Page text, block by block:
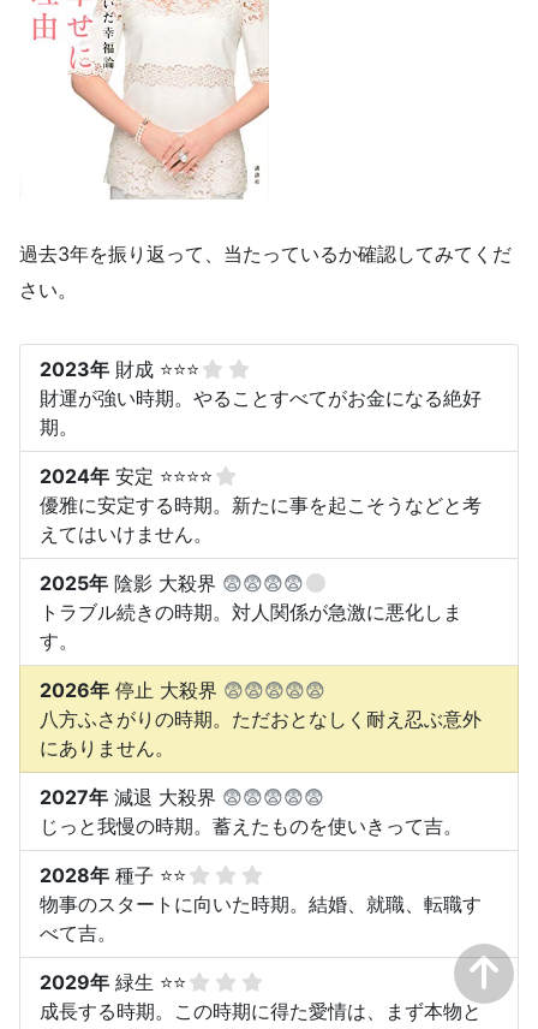
過去3年を振り返って、当たっているか確認してみてくだ
さい。
2023年 財成 ⭐⭐⭐
財運が強い時期。やることすべてがお金になる絶好
期。
2024年 安定 ⭐⭐⭐⭐
優雅に安定する時期。新たに事を起こそうなどと考
えてはいけません。
2025年 陰影 大殺界 😨😨😨😨
トラブル続きの時期。対人関係が急激に悪化しま
す。
2026年 停止 大殺界 😨😨😨😨😨
八方ふさがりの時期。ただおとなしく耐え忍ぶ意外
にありません。
2027年 減退 大殺界 😨😨😨😨😨
じっと我慢の時期。蓄えたものを使いきって吉。
2028年 種子 ⭐⭐
物事のスタートに向いた時期。結婚、就職、転職す
べて吉。
2029年 緑生 ⭐⭐
成長する時期。この時期に得た愛情は、まず本物と